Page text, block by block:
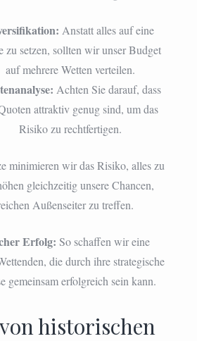
Anstatt alles auf eine
zu setzen, sollten wir unser Budget
auf mehrere Wetten verteilen.
Achten Sie darauf, dass
attraktiv genug sind, um das
Risiko zu rechtfertigen.
minimieren wir das Risiko, alles zu
gleichzeitig unsere Chancen,
Außenseiter zu treffen.
Erfolg: So schaffen wir eine
die durch ihre strategische
gemeinsam erfolgreich sein kann.
historischen